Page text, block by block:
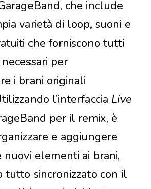
che include
varietà di loop, suoni e
che forniscono tutti
per
i brani originali
l’interfaccia Live
per il remix, è
e aggiungere
nuovi elementi ai brani,
tutto sincronizzato con il